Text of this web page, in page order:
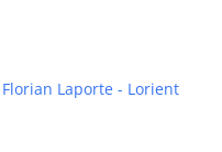
Laporte - Lorient